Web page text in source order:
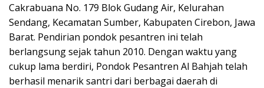
Cakrabuana No. 179 Blok Gudang Air, Kelurahan
Sendang, Kecamatan Sumber, Kabupaten Cirebon, Jawa
Barat. Pendirian pondok pesantren ini telah
berlangsung sejak tahun 2010. Dengan waktu yang
cukup lama berdiri, Pondok Pesantren Al Bahjah telah
berhasil menarik santri dari berbagai daerah di